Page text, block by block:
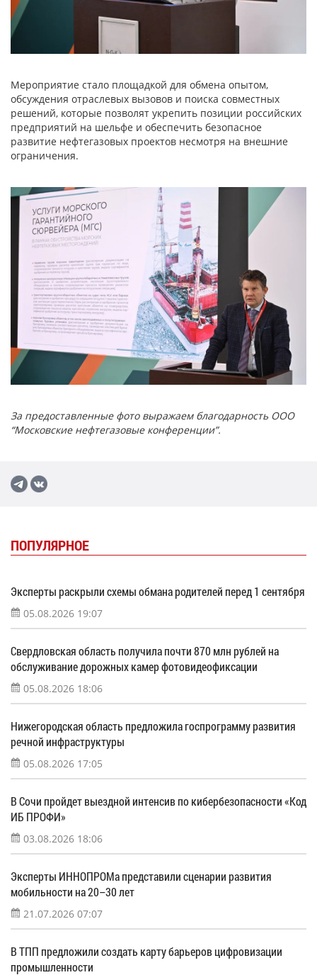
Мероприятие стало площадкой для обмена опытом,
обсуждения отраслевых вызовов и поиска совместных
решений, которые позволят укрепить позиции российских
предприятий на шельфе и обеспечить безопасное
развитие нефтегазовых проектов несмотря на внешние
ограничения.
За предоставленные фото выражаем благодарность ООО
“Московские нефтегазовые конференции”.
ПОПУЛЯРНОЕ
Эксперты раскрыли схемы обмана родителей перед 1 сентября
05.08.2026 19:07
Свердловская область получила почти 870 млн рублей на
обслуживание дорожных камер фотовидеофиксации
05.08.2026 18:06
Нижегородская область предложила госпрограмму развития
речной инфраструктуры
05.08.2026 17:05
В Сочи пройдет выездной интенсив по кибербезопасности «Код
ИБ ПРОФИ»
03.08.2026 18:06
Эксперты ИННОПРОМа представили сценарии развития
мобильности на 20–30 лет
21.07.2026 07:07
В ТПП предложили создать карту барьеров цифровизации
промышленности